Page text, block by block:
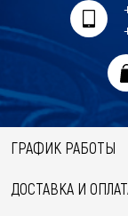
ГРАФИК РАБОТЫ
ДОСТАВКА И